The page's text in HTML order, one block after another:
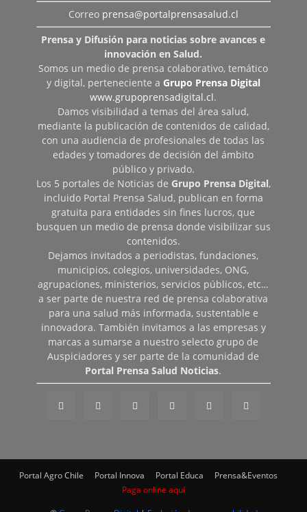
Correo prensa@portalprensasalud.cl
Prensa y Difusión para noticias sobre avances e
innovación en Salud.
Somos un medio de prensa colaborativo, temático
y digital, perteneciente a Grupo Prensa Digital
www.grupoprensadigital.cl.
Damos visibilidad a temas del área salud,
mediante la publicación de contenidos de calidad,
con una audiencia de profesionales de todas las
edades y tomadores de decisión del ámbito
público y privado.
Los 5 portales de Noticias de Grupo Prensa Digital,
incluido Portal Prensa Salud, publican en forma
gratuita para entidades sin fines lucros, que
busquen un medio de prensa donde visibilizar sus
contenidos.
Dejamos invitados a periodistas, fundaciones,
municipios, colegios, universidades, ONG,
agrupaciones, ministerios, servicios públicos, etc…
a ser parte de nuestra red de prensa colaborativa
para una salud más informada, sustentable e
innovadora. También invitamos a las empresas y
marcas a sumarse a nuestro selecto grupo de
Auspiciadores y ser parte de la comunidad de
Portal Prensa Salud Noticias.
Portal Agro Chile Portal Innova Portal Educa
Prensa&Eventos
Paga online aquí